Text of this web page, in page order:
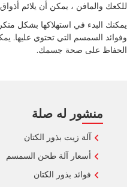
للكعك والمافن ، يمكن أن يلائم
يمكنك البدء في استهلاكها بشكل
وفوائد السمسم التي تحتوي عليها.
الحفاظ على صحة جسمك.
منشور له صلة
آلة زيت بذور الكتان
أسعار آلة طحن السمسم
فوائد بذور الكتان